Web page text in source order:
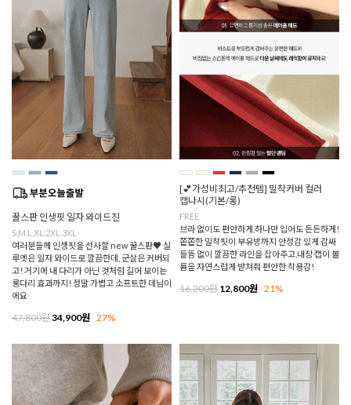
꿀스판 인생핏 일자 와이드진
S,M,L,XL,2XL,3XL
여러분들께 인생핏을 선사할 new 꿀스판♥ 실
루엣은 일자 와이드로 깔끔한데, 군살은 커버되
고! 거기에 내 다리가 아닌 것처럼 길어 보이는
롱다리 효과까지! 정말 가볍고 소프트한 데님이
에요
47,800원34,900원 27%
[💕가성비최고/추천템] 밀착커버 컬러
캡나시(기본/롱)
FREE
브라 없이도 편안하게,하나만 입어도 든든하게!
쫀쫀한 밀착핏이 부유방까지 안정감 있게 감싸
들뜸 없이 깔끔한 라인을 잡아주고,내장 캡이 볼
륨을 자연스럽게 받쳐줘 편안한 착용감!
16,200원 12,800원 21%